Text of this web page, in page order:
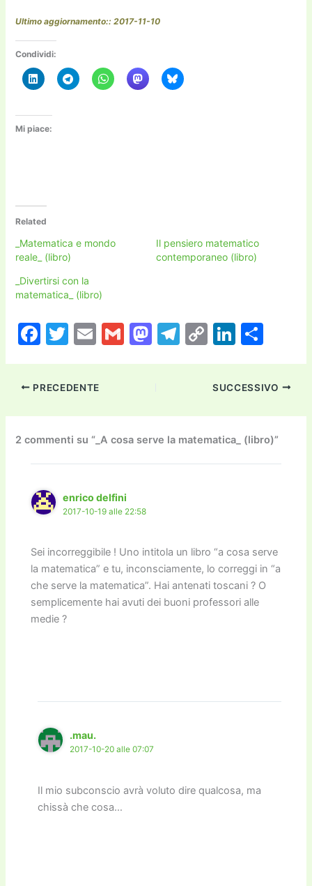
Ultimo aggiornamento:: 2017-11-10
Condividi:
Mi piace:
Related
_Matematica e mondo
reale_ (libro)
Il pensiero matematico
contemporaneo (libro)
_Divertirsi con la
matematica_ (libro)
F
c
e
b
o
o
k
T
itt
er
E
ai
l
G
M
d
o
n
T
a
m
C
p
y
Li
n
k
Li
k
e
dI
n
n
di
vi
di
PRECEDENTE SUCCESSIVO
2 commenti su “_A cosa serve la matematica_ (libro)”
enrico delfini
2017-10-19 alle 22:58
Sei incorreggibile ! Uno intitola un libro “a cosa serve
la matematica” e tu, inconsciamente, lo correggi in “a
che serve la matematica”. Hai antenati toscani ? O
semplicemente hai avuti dei buoni professori alle
medie ?
.mau.
2017-10-20 alle 07:07
Il mio subconscio avrà voluto dire qualcosa, ma
chissà che cosa…